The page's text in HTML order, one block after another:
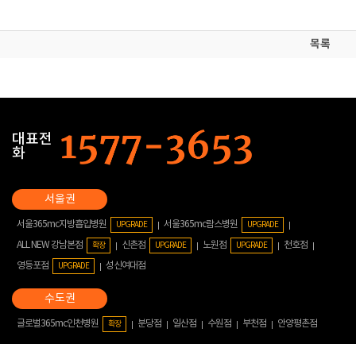
목록
대표전
화
서울365mc지방흡입병원 UPGRADE 서울365mc람스병원 UPGRADE
ALL NEW 강남본점 확장 신촌점 UPGRADE 노원점 UPGRADE
천호점
영등포점
UPGRADE 성신여대점
글로벌365mc인천병원 확장 분당점 일산점 수원점 부천점 안양평촌점